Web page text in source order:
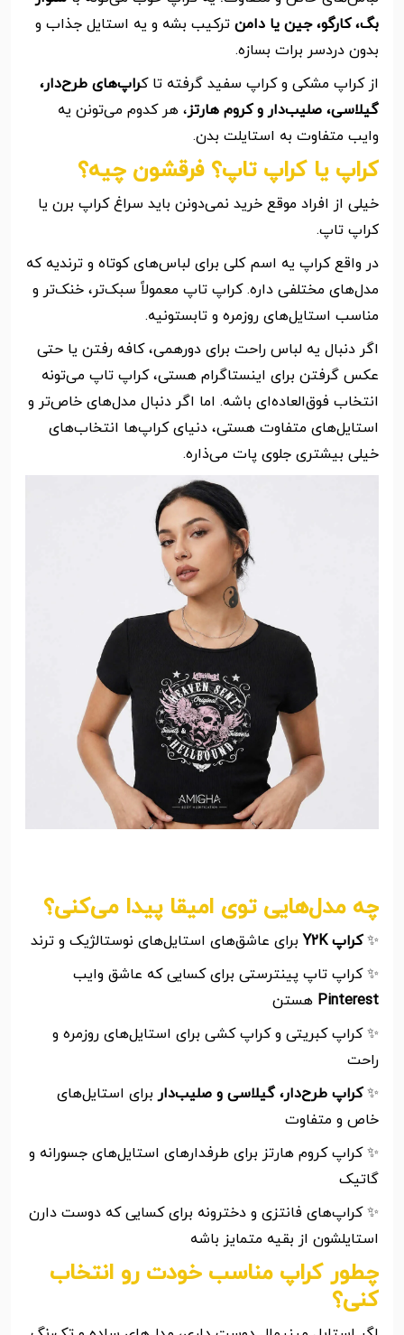
بگ، کارگو، جین یا دامن ترکیب بشه و یه استایل جذاب و
بدون دردسر برات بسازه.
از کراپ مشکی و کراپ سفید گرفته تا کراپ‌های طرح‌دار،
گیلاسی، صلیب‌دار و کروم هارتز، هر کدوم می‌تونن یه
وایب متفاوت به استایلت بدن.
کراپ یا کراپ تاپ؟ فرقشون چیه؟
خیلی از افراد موقع خرید نمی‌دونن باید سراغ کراپ برن یا
کراپ تاپ.
در واقع کراپ یه اسم کلی برای لباس‌های کوتاه و ترندیه که
مدل‌های مختلفی داره. کراپ تاپ معمولاً سبک‌تر، خنک‌تر و
مناسب استایل‌های روزمره و تابستونیه.
اگر دنبال یه لباس راحت برای دورهمی، کافه رفتن یا حتی
عکس گرفتن برای اینستاگرام هستی، کراپ تاپ می‌تونه
انتخاب فوق‌العاده‌ای باشه. اما اگر دنبال مدل‌های خاص‌تر و
استایل‌های متفاوت هستی، دنیای کراپ‌ها انتخاب‌های
خیلی بیشتری جلوی پات می‌ذاره.
چه مدل‌هایی توی امیقا پیدا می‌کنی؟
✨کراپ Y2K
برای عاشق‌های استایل‌های نوستالژیک و ترند
✨ کراپ تاپ پینترستی برای کسایی که عاشق وایب
Pinterest هستن
✨ کراپ کبریتی و کراپ کشی برای استایل‌های روزمره و
راحت
✨کراپ طرح‌دار، گیلاسی و صلیب‌دار برای استایل‌های
خاص و متفاوت
✨ کراپ کروم هارتز برای طرفدارهای استایل‌های جسورانه و
گاتیک
✨ کراپ‌های فانتزی و دخترونه برای کسایی که دوست دارن
استایلشون از بقیه متمایز باشه
چطور کراپ مناسب خودت رو انتخاب
کنی؟